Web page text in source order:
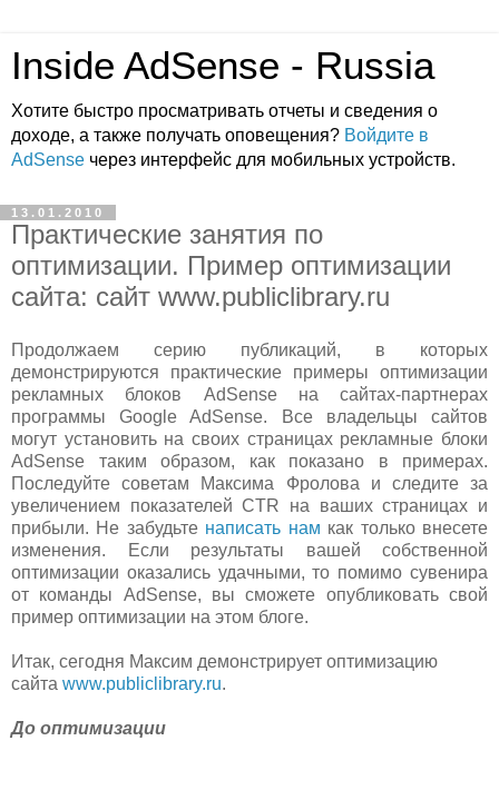
Inside AdSense - Russia
Хотите быстро просматривать отчеты и сведения о
доходе, а также получать оповещения? Войдите в
AdSense через интерфейс для мобильных устройств.
13.01.2010
Практические занятия по
оптимизации. Пример оптимизации
сайта: сайт www.publiclibrary.ru
Продолжаем серию публикаций, в которых
демонстрируются практические примеры оптимизации
рекламных блоков AdSense на сайтах-партнерах
программы Google AdSense. Все владельцы сайтов
могут установить на своих страницах рекламные блоки
AdSense таким образом, как показано в примерах.
Последуйте советам Максима Фролова и следите за
увеличением показателей CTR на ваших страницах и
прибыли. Не забудьте написать нам как только внесете
изменения. Если результаты вашей собственной
оптимизации оказались удачными, то помимо сувенира
от команды AdSense, вы сможете опубликовать свой
пример оптимизации на этом блоге.
Итак, сегодня Максим демонстрирует оптимизацию
сайта www.publiclibrary.ru.
До оптимизации